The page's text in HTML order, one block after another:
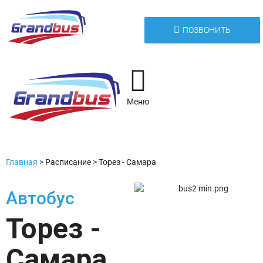
ПОЗВОНИТЬ
Меню
Главная > Расписание >Торез - Самара
Автобус
Торез -